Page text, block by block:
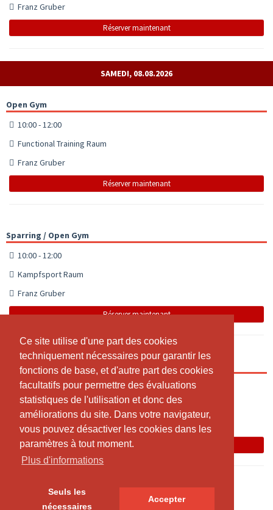
Ce site utilise d'une part des cookies
techniquement nécessaires pour garantir les
fonctions de base, et d'autre part des cookies
facultatifs pour permettre des évaluations
statistiques de l'utilisation et donc des
améliorations du site. Dans votre navigateur,
vous pouvez désactiver les cookies dans les
paramètres à tout moment.
Plus d'informations
Seuls les
nécessaires
Accepter
Ce site utilise d'une part des cookies
techniquement nécessaires pour garantir les
fonctions de base, et d'autre part des cookies
facultatifs pour permettre des évaluations
statistiques de l'utilisation et donc des
améliorations du site. Dans votre navigateur,
vous pouvez désactiver les cookies dans les
paramètres à tout moment.
Plus d'informations
Seuls les
nécessaires
Accepter
Franz Gruber
Réserver maintenant
SAMEDI, 08.08.2026
Open Gym
10:00 - 12:00
Functional Training Raum
Franz Gruber
Réserver maintenant
Sparring / Open Gym
10:00 - 12:00
Kampfsport Raum
Franz Gruber
Réserver maintenant
Fight TEAM Conditioning
12:00 - 12:30
Kampfsport Raum
Réserver maintenant